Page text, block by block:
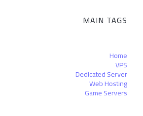
MAIN TAGS
Home
VPS
Dedicated Server
Web Hosting
Game Servers